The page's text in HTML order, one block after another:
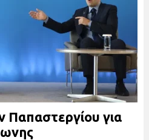
Παπαστεργίου για